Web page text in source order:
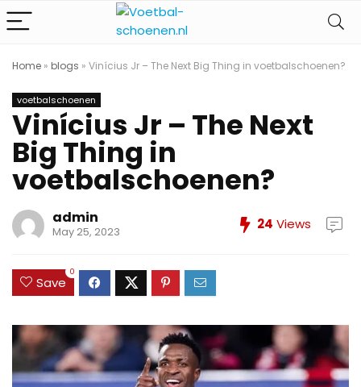
Home » blogs » Vinícius Jr – The Next Big Thing in voetbalschoenen?
voetbalschoenen
Vinícius Jr – The Next
Big Thing in
voetbalschoenen?
admin
May 25, 2023 24 Views
Save
0